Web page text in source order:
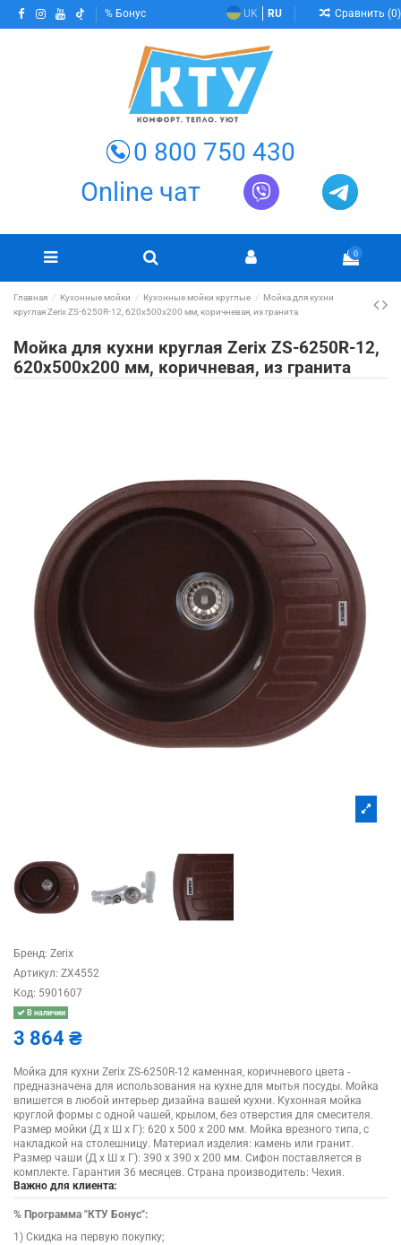
Бонус UK RU Сравнить (0)
0 800 750 430
Online чат
0
Главная Кухонные мойки Кухонные мойки круглые
Мойка для кухни
круглая Zerix ZS-6250R-12, 620х500х200 мм, коричневая, из гранита
Мойка для кухни круглая Zerix ZS-6250R-12,
620х500х200 мм, коричневая, из гранита
Бренд: Zerix
Артикул: ZX4552
Код: 5901607
В наличии
3 864 ₴
Мойка для кухни Zerix ZS-6250R-12 каменная, коричневого цвета -
предназначена для использования на кухне для мытья посуды. Мойка
впишется в любой интерьер дизайна вашей кухни. Кухонная мойка
круглой формы с одной чашей, крылом, без отверстия для смесителя.
Размер мойки (Д х Ш х Г): 620 х 500 х 200 мм. Мойка врезного типа, с
накладкой на столешницу. Материал изделия: камень или гранит.
Размер чаши (Д х Ш х Г): 390 х 390 х 200 мм. Сифон поставляется в
комплекте. Гарантия 36 месяцев. Страна производитель: Чехия.
Важно для клиента:
% Программа "КТУ Бонус":
1) Скидка на первую покупку;